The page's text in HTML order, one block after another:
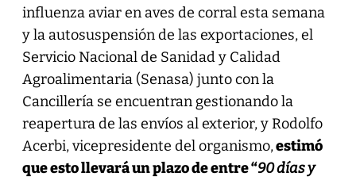
influenza aviar en aves de corral esta semana
y la autosuspensión de las exportaciones, el
Servicio Nacional de Sanidad y Calidad
Agroalimentaria (Senasa) junto con la
Cancillería se encuentran gestionando la
reapertura de las envíos al exterior, y Rodolfo
Acerbi, vicepresidente del organismo,estimó
que esto llevará un plazo de entre “90 días y